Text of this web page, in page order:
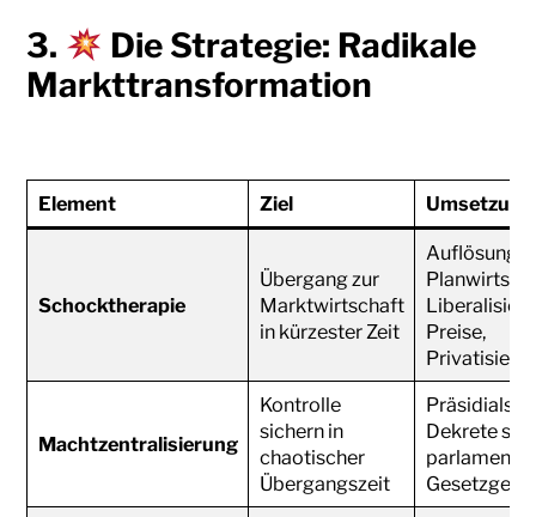
3.
Die Strategie: Radikale
Markttransformation
Element Ziel Umsetzung
Schocktherapie
Übergang zur
Marktwirtschaft
in kürzester Zeit
Auflösung
Preise,
Machtzentralisierung
Kontrolle
sichern in
chaotischer
Übergangszeit
Dekrete